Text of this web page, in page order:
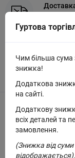
Опис
краплі з
Гуртова
Чим більша сума
знижка!
Додаткова
на сайті.
Додаткову
всіх деталей та
замовлення.
(Знижка від
відображається).